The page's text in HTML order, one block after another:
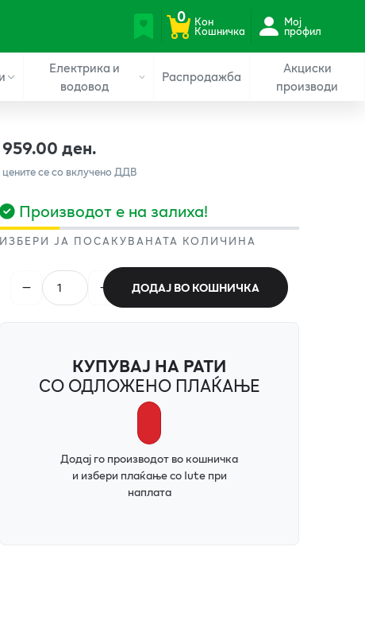
0 Кон
Кошничка
Мој
профил
Електрика и
водовод
Распродажба
Акциски
производи
959.00 ден.
цените се со вклучено ДДВ
Производот е на залиха!
ИЗБЕРИ ЈА ПОСАКУВАНАТА КОЛИЧИНА
ДОДАЈ ВО КОШНИЧКА
КУПУВАЈ НА РАТИ
СО ОДЛОЖЕНО ПЛАЌАЊЕ
Додај го производот во кошничка
и избери плаќање со Iute при
наплата